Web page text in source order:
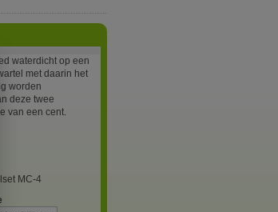
waterdicht op een
met daarin het
worden
deze twee
van een cent.
MC-4